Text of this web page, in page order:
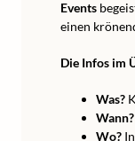
Events
einen
Die Infos im
Was?
Wann?
Wo?